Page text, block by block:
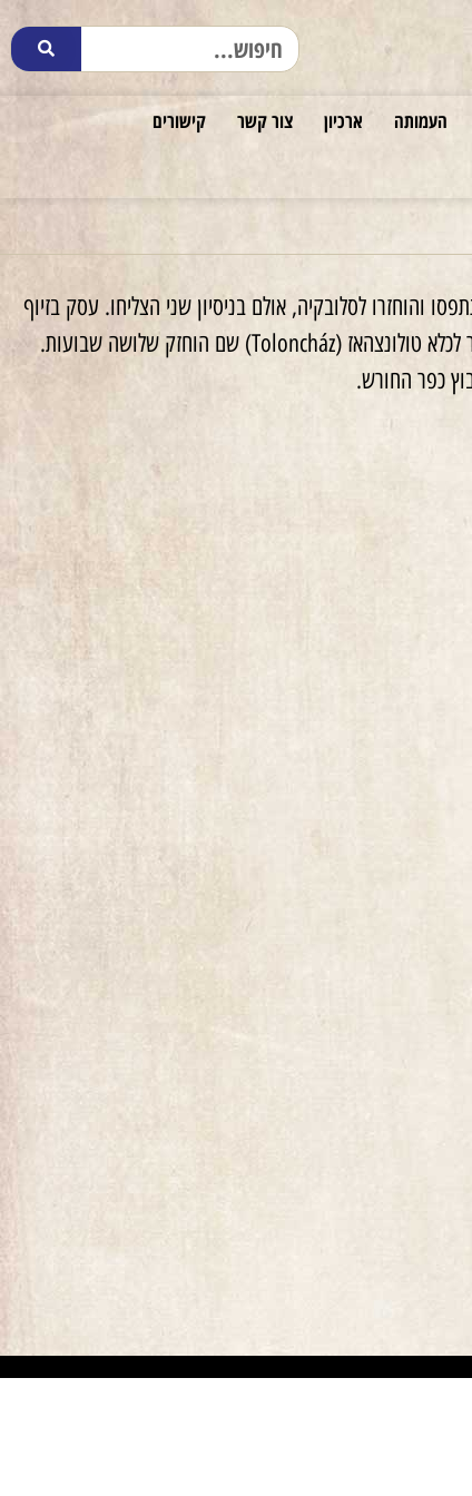
העמותה ארכיון צור קשר
קישורים
והוחזרו לסלובקיה, אולם בניסיון שני הצליחו. עסק בזיוף
טולונצהאז (Toloncház) שם הוחזק שלושה שבועות.
כפר החורש.